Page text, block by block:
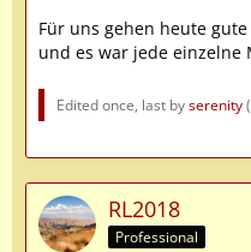
Für uns gehen heute
und es war jede
Edited once, last byserenity(
RL2018
Professional